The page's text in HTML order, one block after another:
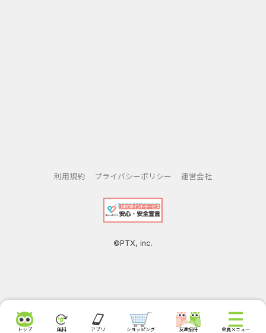
利用規約 プライバシーポリシー 運営会社
©PTX, inc.
トップ 無料 アプリ ショッピング 友達招待 会員メニュー